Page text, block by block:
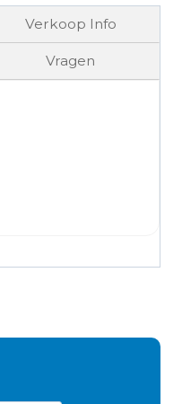
Verkoop Info
Vragen